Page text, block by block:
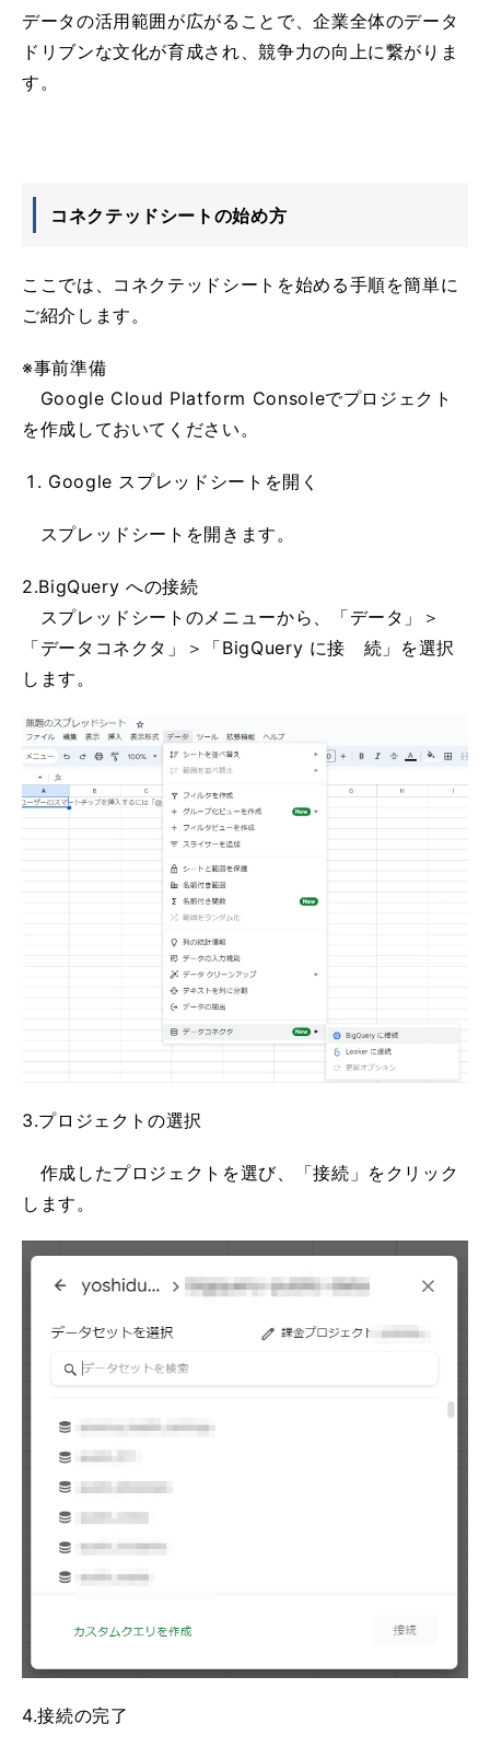
データの活用範囲が広がることで、企業全体のデータ
ドリブンな文化が育成され、競争力の向上に繋がりま
す。
コネクテッドシートの始め方
ここでは、コネクテッドシートを始める手順を簡単に
ご紹介します。
※事前準備
Google Cloud Platform Consoleでプロジェクト
を作成しておいてください。
Google スプレッドシートを開く
スプレッドシートを開きます。
2.BigQuery への接続
スプレッドシートのメニューから、「データ」＞
「データコネクタ」＞「BigQuery に接 続」を選択
します。
3.プロジェクトの選択
作成したプロジェクトを選び、「接続」をクリック
します。
4.接続の完了